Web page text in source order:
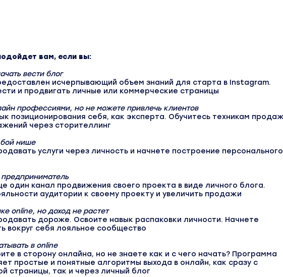
вам, если вы:
вести блог
исчерпывающий объем знаний для старта в Instagram.
и продвигать личные или коммерческие страницы
профессиями, но не можете привлечь клиентов
позиционирования себя, как эксперта. Обучитесь техникам
через сторителлинг
нише
услуги через личность и начнете построение персонального
один канал продвижения своего проекта в виде личного блога.
аудитории к своему проекту и увеличить продажи
online, но доход не растет
дороже. Освоите навык распаковки личности. Начнете
вокруг себя лояльное сообщество
в online
в сторону онлайна, но не знаете как и с чего начать? Программа
простые и понятные алгоритмы выхода в онлайн, как сразу с
страницы, так и через личный блог